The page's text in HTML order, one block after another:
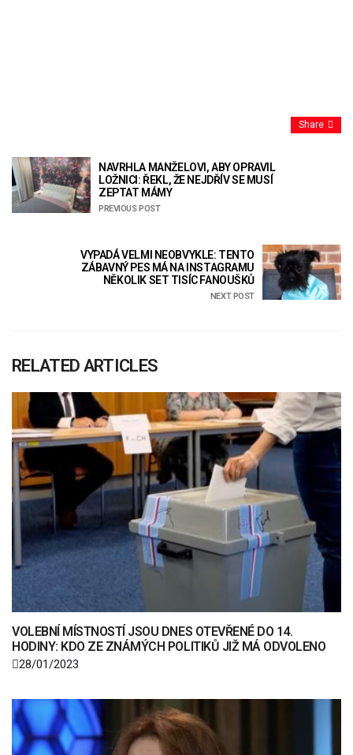
Share
NAVRHLA MANŽELOVI, ABY OPRAVIL
LOŽNICI: ŘEKL, ŽE NEJDŘÍV SE MUSÍ
ZEPTAT MÁMY
PREVIOUS POST
VYPADÁ VELMI NEOBVYKLE: TENTO
ZÁBAVNÝ PES MÁ NA INSTAGRAMU
NĚKOLIK SET TISÍC FANOUŠKŮ
NEXT POST
RELATED ARTICLES
VOLEBNÍ MÍSTNOSTÍ JSOU DNES OTEVŘENÉ DO 14.
HODINY: KDO ZE ZNÁMÝCH POLITIKŮ JIŽ MÁ ODVOLENO
28/01/2023